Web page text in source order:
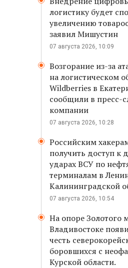
логистику будет
увеличению
заявил Мишустин
07 августа 2026, 10:09
Возгорание из-за
на логистическом
Wildberries в
сообщили в пресс-
компании
07 августа 2026, 10:28
Российским
получить доступ к
ударах ВСУ по
терминалам в
Калининградской
07 августа 2026, 10:54
На опоре Золотого
Владивостоке
честь
боровшихся с
Курской области.